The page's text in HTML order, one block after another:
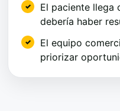
El paciente llega
debería haber
El equipo
priorizar